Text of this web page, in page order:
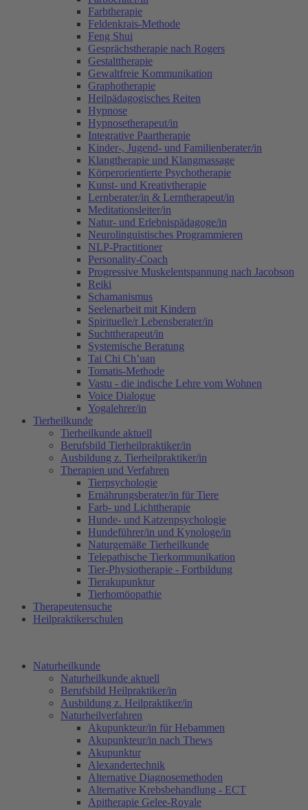
Farbtherapie
Feldenkrais-Methode
Feng Shui
Gesprächstherapie nach Rogers
Gestalttherapie
Gewaltfreie Kommunikation
Graphotherapie
Heilpädagogisches Reiten
Hypnose
Hypnosetherapeut/in
Integrative Paartherapie
Kinder-, Jugend- und Familienberater/in
Klangtherapie und Klangmassage
Körperorientierte Psychotherapie
Kunst- und Kreativtherapie
Lernberater/in & Lerntherapeut/in
Meditationsleiter/in
Natur- und Erlebnispädagoge/in
Neurolinguistisches Programmieren
NLP-Practitioner
Personality-Coach
Progressive Muskelentspannung nach Jacobson
Reiki
Schamanismus
Seelenarbeit mit Kindern
Spirituelle/r Lebensberater/in
Suchttherapeut/in
Systemische Beratung
Tai Chi Ch’uan
Tomatis-Methode
Vastu - die indische Lehre vom Wohnen
Voice Dialogue
Yogalehrer/in
Tierheilkunde
Tierheilkunde aktuell
Berufsbild Tierheilpraktiker/in
Ausbildung z. Tierheilpraktiker/in
Therapien und Verfahren
Tierpsychologie
Ernährungsberater/in für Tiere
Farb- und Lichttherapie
Hunde- und Katzenpsychologie
Hundeführer/in und Kynologe/in
Naturgemäße Tierheilkunde
Telepathische Tierkommunikation
Tier-Physiotherapie - Fortbildung
Tierakupunktur
Tierhomöopathie
Therapeutensuche
Heilpraktikerschulen
Naturheilkunde
Naturheilkunde aktuell
Berufsbild Heilpraktiker/in
Ausbildung z. Heilpraktiker/in
Naturheilverfahren
Akupunkteur/in für Hebammen
Akupunkteur/in nach Thews
Akupunktur
Alexandertechnik
Alternative Diagnosemethoden
Alternative Krebsbehandlung - ECT
Apitherapie Gelee-Royale